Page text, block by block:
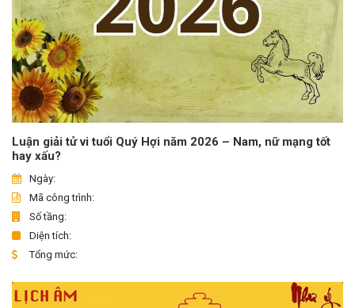
Luận giải tử vi tuổi Quý Hợi năm 2026 – Nam, nữ mạng tốt
hay xấu?
Ngày:
Mã công trình:
Số tầng:
Diện tích:
Tổng mức: